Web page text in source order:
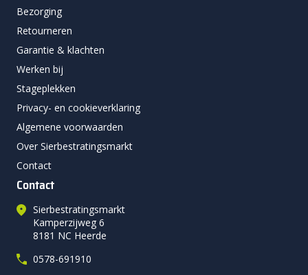
Bezorging
Retourneren
Garantie & klachten
Werken bij
Stageplekken
Privacy- en cookieverklaring
Algemene voorwaarden
Over Sierbestratingsmarkt
Contact
Contact
Sierbestratingsmarkt
Kamperzijweg 6
8181 NC Heerde
0578-691910